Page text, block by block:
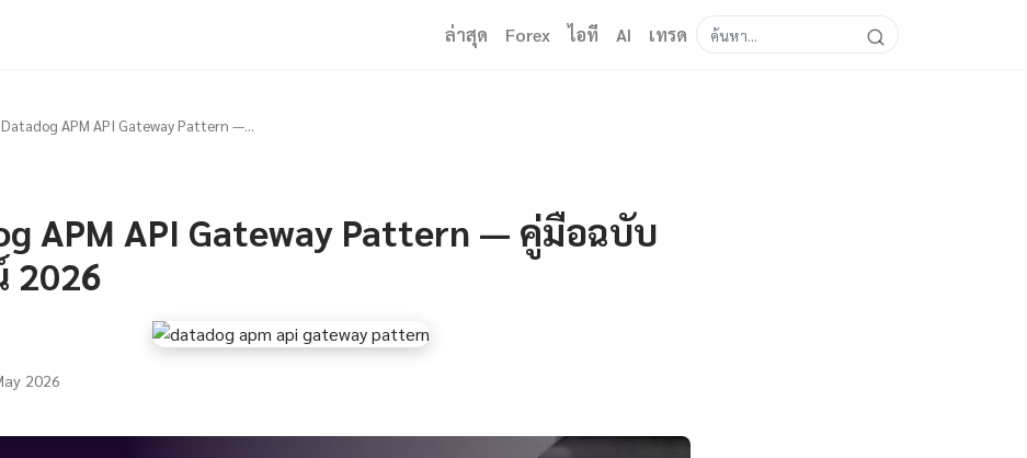
ล่าสุด Forex ไอที AI เทรด
Datadog APM API Gateway Pattern —...
APM API Gateway Pattern — คู่มือฉบับ
2026
2026